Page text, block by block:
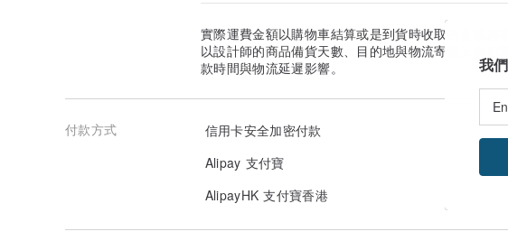
實際運費金額以購物車結算或是到貨時收取的金額為準
以設計師的商品備貨天數、目的地與物流寄送天數估
款時間與物流延遲影響。
付款方式
信用卡安全加密付款
Alipay 支付寶
AlipayHK 支付寶香港
我